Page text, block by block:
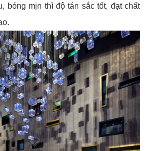
bóng mịn thì độ tán sắc tốt, đạt chất